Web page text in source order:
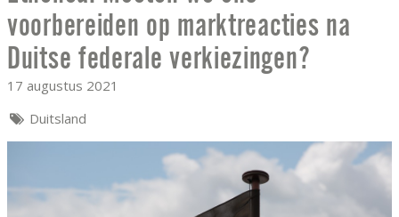
voorbereiden op marktreacties na
Duitse federale verkiezingen?
17 augustus 2021
Duitsland